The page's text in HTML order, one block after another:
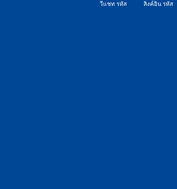
วีแชท รหัส ลิงค์อิน รหัส